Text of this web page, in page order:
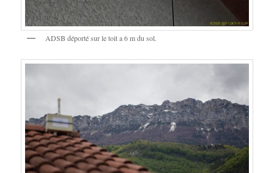
ADSB déporté sur le toit a 6 m du sol.